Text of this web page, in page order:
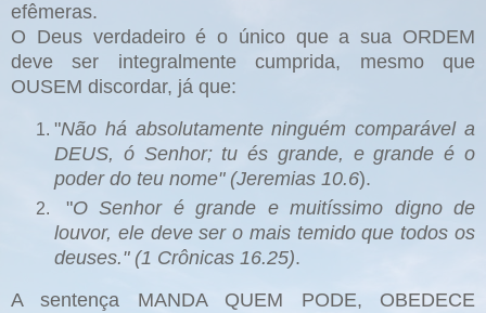
efêmeras.
O Deus verdadeiro é o único que a sua ORDEM
deve ser integralmente cumprida, mesmo que
OUSEM discordar, já que:
"Não há absolutamente ninguém comparável a
DEUS, ó Senhor; tu és grande, e grande é o
poder do teu nome" (Jeremias 10.6).
"O Senhor é grande e muitíssimo digno de
louvor, ele deve ser o mais temido que todos os
deuses." (1 Crônicas 16.25).
A sentença MANDA QUEM PODE, OBEDECE